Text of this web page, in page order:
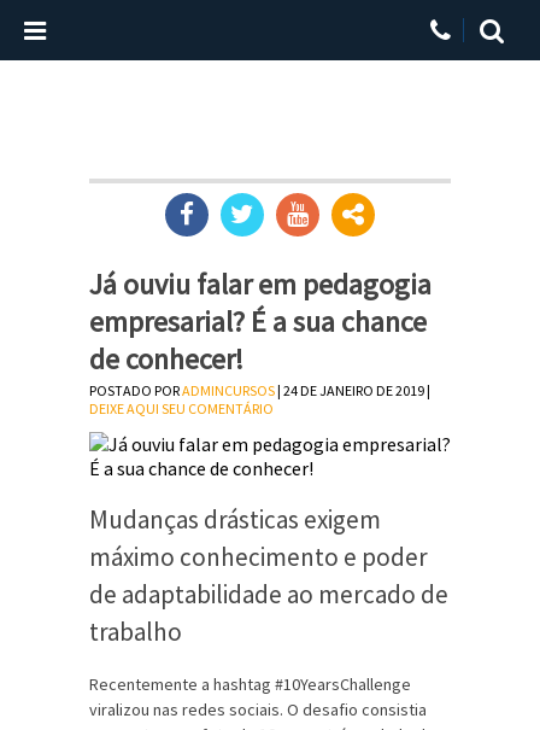
Já ouviu falar em pedagogia
empresarial? É a sua chance
de conhecer!
POSTADO PORADMINCURSOS| 24 DE JANEIRO DE 2019 |
DEIXE AQUI SEU COMENTÁRIO
Mudanças drásticas exigem
máximo conhecimento e poder
de adaptabilidade ao mercado de
trabalho
Recentemente a hashtag #10YearsChallenge
viralizou nas redes sociais. O desafio consistia